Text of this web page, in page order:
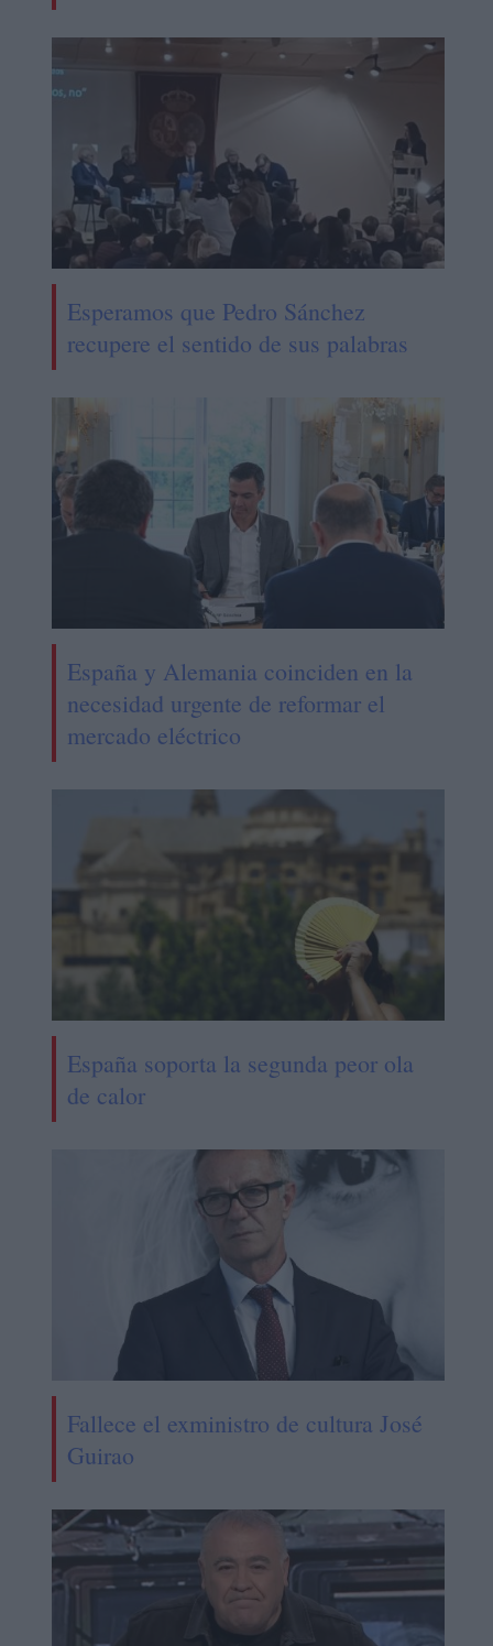
Esperamos que Pedro Sánchez
recupere el sentido de sus palabras
España y Alemania coinciden en la
necesidad urgente de reformar el
mercado eléctrico
España soporta la segunda peor ola
de calor
Fallece el exministro de cultura José
Guirao